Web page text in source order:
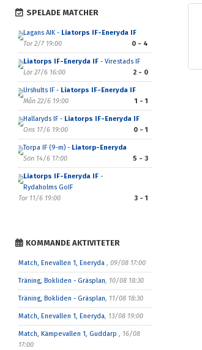
SPELADE MATCHER
Lagans AIK - Liatorps IF-Eneryda IF
Tor 2/7 19:00
0 - 4
Liatorps IF-Eneryda IF- Virestads IF
Lör 27/6 16:00
2 - 0
Urshults IF - Liatorps IF-Eneryda IF
Mån 22/6 19:00
1 - 1
Hallaryds IF - Liatorps IF-Eneryda IF
Ons 17/6 19:00
0 - 1
Torpa IF (9-m) - Liatorp-Eneryda
Sön 14/6 17:00
5 - 3
Liatorps IF-Eneryda IF-
Rydaholms GoIF
Tor 11/6 19:00
3 - 1
KOMMANDE AKTIVITETER
Match, Enevallen 1, Eneryda , 09/08 17:00
Träning, Bokliden - Gräsplan, 10/08 18:30
Träning, Bokliden - Gräsplan, 11/08 18:30
Match, Enevallen 1, Eneryda, 13/08 19:00
Match, Kämpevallen 1, Guddarp , 16/08
17:00